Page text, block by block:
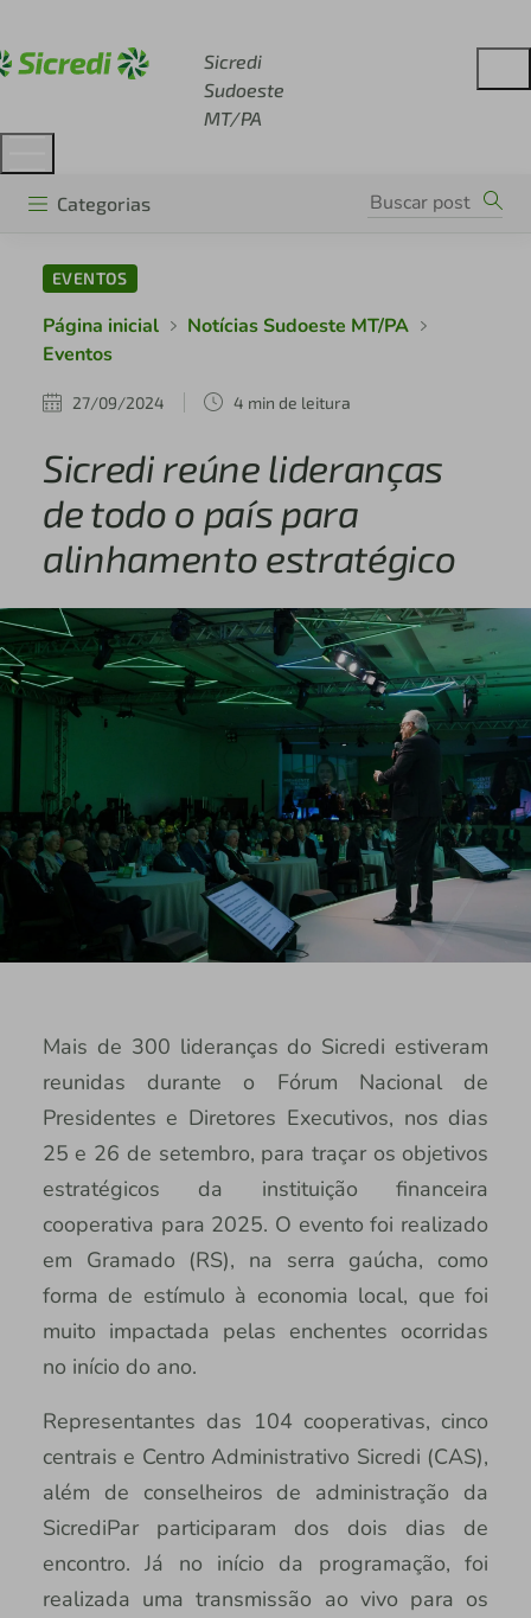
Sicredi
Sudoeste
MT/PA
Categorias
EVENTOS
Página inicial
Notícias Sudoeste MT/PA
Eventos
27/09/2024 4 min de leitura
Sicredi reúne lideranças
de todo o país para
alinhamento estratégico
Mais de 300 lideranças do Sicredi estiveram
reunidas durante o Fórum Nacional de
Presidentes e Diretores Executivos, nos dias
25 e 26 de setembro, para traçar os objetivos
estratégicos da instituição financeira
cooperativa para 2025. O evento foi realizado
em Gramado (RS), na serra gaúcha, como
forma de estímulo à economia local, que foi
muito impactada pelas enchentes ocorridas
no início do ano.
Representantes das 104 cooperativas, cinco
centrais e Centro Administrativo Sicredi (CAS),
além de conselheiros de administração da
SicrediPar participaram dos dois dias de
encontro. Já no início da programação, foi
realizada uma transmissão ao vivo para os